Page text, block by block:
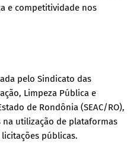
e competitividade nos
pelo Sindicato das
Limpeza Pública e
de Rondônia (SEAC/RO),
utilização de plataformas
públicas.